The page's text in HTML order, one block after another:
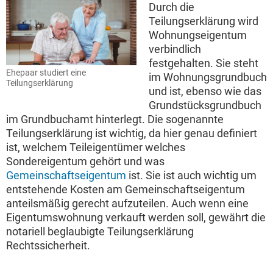
Ehepaar studiert eine
Teilungserklärung
Durch die
Teilungserklärung wird
Wohnungseigentum
verbindlich
festgehalten. Sie steht
im Wohnungsgrundbuch
und ist, ebenso wie das
Grundstücksgrundbuch
im Grundbuchamt hinterlegt. Die sogenannte
Teilungserklärung ist wichtig, da hier genau definiert
ist, welchem Teileigentümer welches
Sondereigentum gehört und was
Gemeinschaftseigentum ist. Sie ist auch wichtig um
entstehende Kosten am Gemeinschaftseigentum
anteilsmäßig gerecht aufzuteilen. Auch wenn eine
Eigentumswohnung verkauft werden soll, gewährt die
notariell beglaubigte Teilungserklärung
Rechtssicherheit.